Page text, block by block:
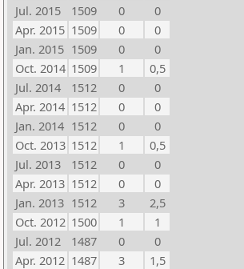
Jul. 2015
1509 0
0
Apr. 2015 1509 0
0
Jan. 2015 1509 0
0
Oct. 2014 1509 1
0,5
Jul. 2014
1512 0
0
Apr. 2014 1512 0
0
Jan. 2014 1512 0
0
Oct. 2013 1512 1
0,5
Jul. 2013
1512 0
0
Apr. 2013 1512 0
0
Jan. 2013 1512 3
2,5
Oct. 2012 1500 1
1
Jul. 2012
1487 0
0
Apr. 2012 1487 3
1,5